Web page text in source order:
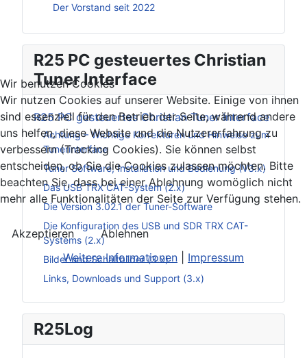
Der Vorstand seit 2022
R25 PC gesteuertes Christian
Tuner Interface
R25 PC gesteuertes Christian Tuner Interface
Achtung – Wichtige Korrekturen und Hinweise zum
Tunerinterface
Tuner Software, Installation und Bedienung (V3.x)
Das USB TRX CAT-System (2.x)
Die Version 3.02.1 der Tuner-Software
Die Konfiguration des USB und SDR TRX CAT-
Systems (2.x)
Bilder und Schaltbilder (3.x)
Links, Downloads und Support (3.x)
R25Log
Wir benutzen Cookies
Wir nutzen Cookies auf unserer Website. Einige von ihnen
sind essenziell für den Betrieb der Seite, während andere
uns helfen, diese Website und die Nutzererfahrung zu
verbessern (Tracking Cookies). Sie können selbst
entscheiden, ob Sie die Cookies zulassen möchten. Bitte
beachten Sie, dass bei einer Ablehnung womöglich nicht
mehr alle Funktionalitäten der Seite zur Verfügung stehen.
Akzeptieren
Ablehnen
Weitere Informationen
Impressum